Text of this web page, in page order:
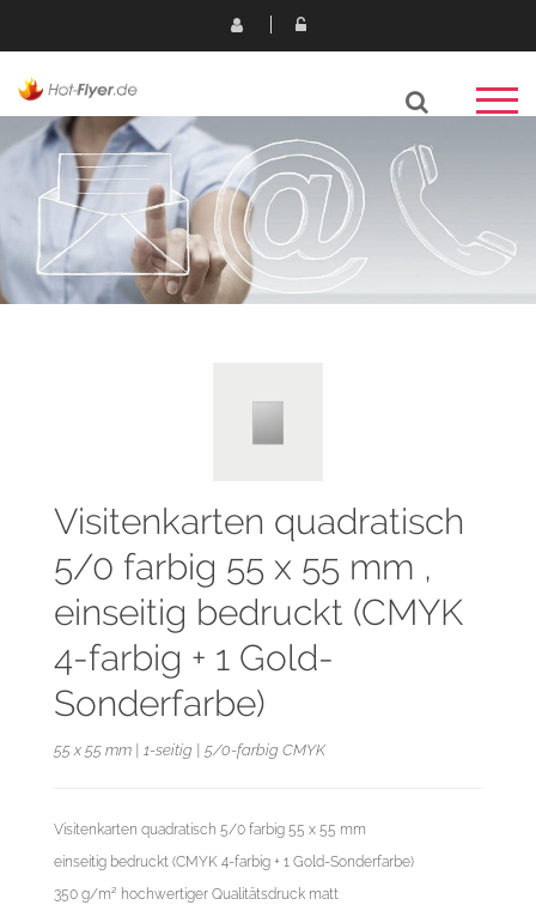
Visitenkarten quadratisch
5/0 farbig 55 x 55 mm ,
einseitig bedruckt (CMYK
4-farbig + 1 Gold-
Sonderfarbe)
55 x 55 mm | 1-seitig | 5/0-farbig CMYK
Visitenkarten quadratisch 5/0 farbig 55 x 55 mm
einseitig bedruckt (CMYK 4-farbig + 1 Gold-Sonderfarbe)
350 g/m² hochwertiger Qualitätsdruck matt